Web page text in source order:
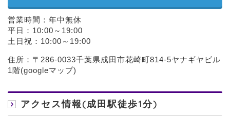
営業時間：年中無休
平日：10:00～19:00
土日祝：10:00～19:00
住所：〒286-0033千葉県成田市花崎町814-5ヤナギヤビル
1階(googleマップ)
アクセス情報(成田駅徒歩1分)